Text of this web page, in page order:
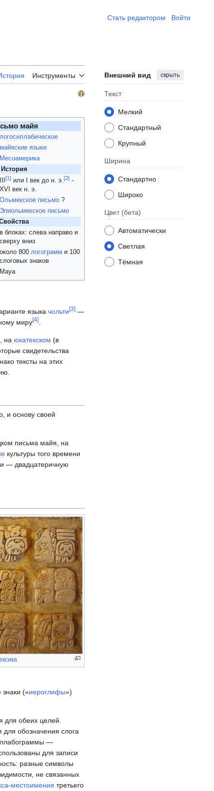
Стать редактором ​ Войти
Инструменты Внешний вид скрыть
Текст
Мелкий
Стандартный
Крупный
Ширина
Стандартно
Широко
Цвет (бета)
Автоматически
Светлая
Тёмная
майя
логосиллабическое
майяские языки
Месоамерика
История
[1] или I век до н. э.[2] -
XVI век н. э.
Ольмекское письмо ?
Эпиольмекское письмо
в блоках: слева направо и
сверху вниз
около 800 логограмм и 100
слоговых знаков
Maya
языка чольти [3] —
миру[4]
на юкатекском (в
свидетельства
тексты на этих
и основу своей
письма майя, на
культуры того времени
— двадцатеричную
(«иероглифы»)
для обеих целей.
для обозначения слога
—
для записи
разные символы
не связанных
-местоимения третьего